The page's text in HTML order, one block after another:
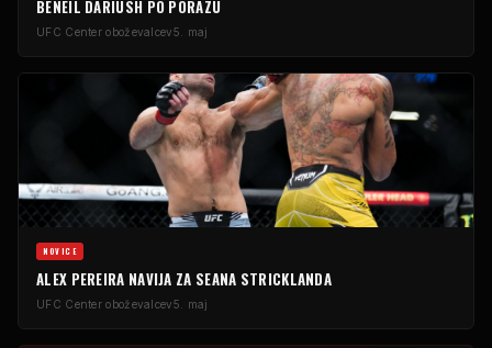
BENEIL DARIUSH PO PORAZU
UFC Center oboževalcev5. maj
NOVICE
ALEX PEREIRA NAVIJA ZA SEANA STRICKLANDA
UFC Center oboževalcev5. maj